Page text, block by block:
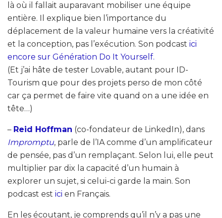
là où il fallait auparavant mobiliser une équipe
entière. Il explique bien l’importance du
déplacement de la valeur humaine vers la créativité
et la conception, pas l’exécution. Son podcast ici
encore sur Génération Do It Yourself.
(Et j’ai hâte de tester Lovable, autant pour ID-
Tourism que pour des projets perso de mon côté
car ça permet de faire vite quand on a une idée en
tête…)
– Reid Hoffman (co-fondateur de LinkedIn), dans
Impromptu, parle de l’IA comme d’un amplificateur
de pensée, pas d’un remplaçant. Selon lui, elle peut
multiplier par dix la capacité d’un humain à
explorer un sujet, si celui-ci garde la main. Son
podcast est ici en Français.
En les écoutant, je comprends qu’il n’y a pas une